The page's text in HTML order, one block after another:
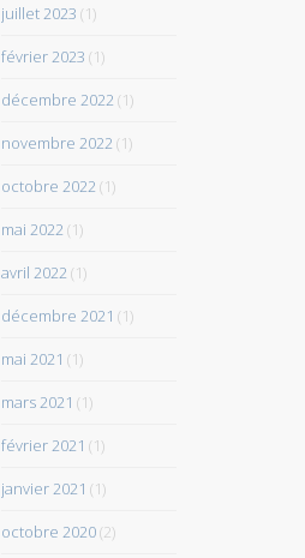
juillet 2023 (1)
février 2023 (1)
décembre 2022 (1)
novembre 2022 (1)
octobre 2022 (1)
mai 2022 (1)
avril 2022 (1)
décembre 2021 (1)
mai 2021 (1)
mars 2021 (1)
février 2021 (1)
janvier 2021 (1)
octobre 2020(2)